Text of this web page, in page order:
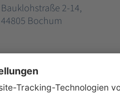
Bauklohstraße 2-14,
44805 Bochum
Gesamtmiete